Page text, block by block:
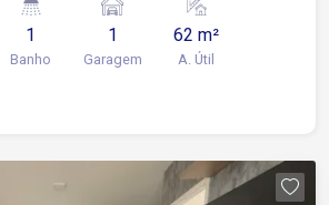
de lavar roupas Guarda-roupas
nos dois quartos Armários
banheiro e em um dos
oferece:
1
Banho
1
Garagem
62 m²
A. Útil